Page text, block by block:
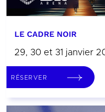
LE CADRE NOIR
29, 30 et 31 janvier
RÉSERVER